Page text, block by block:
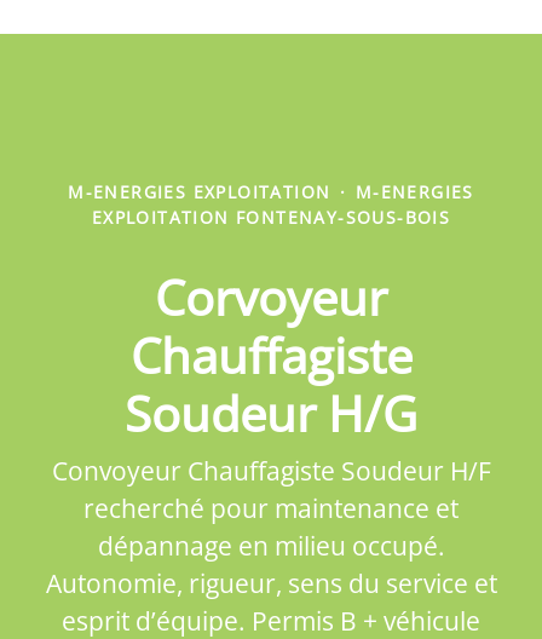
M-ENERGIES EXPLOITATION · M-ENERGIES
EXPLOITATION FONTENAY-SOUS-BOIS
Corvoyeur
Chauffagiste
Soudeur H/G
Convoyeur Chauffagiste Soudeur H/F
recherché pour maintenance et
dépannage en milieu occupé.
Autonomie, rigueur, sens du service et
esprit d’équipe. Permis B + véhicule